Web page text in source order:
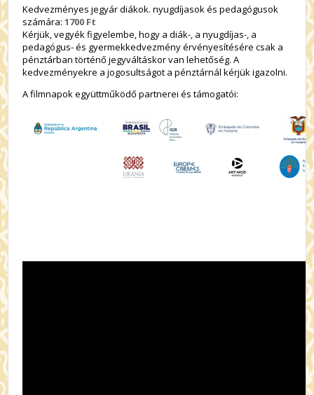
Kedvezményes jegyár diákok. nyugdíjasok és pedagógusok
számára: 1700 Ft
Kérjük, vegyék figyelembe, hogy a diák-, a nyugdíjas-, a
pedagógus- és gyermekkedvezmény érvényesítésére csak a
pénztárban történő jegyváltáskor van lehetőség. A
kedvezményekre a jogosultságot a pénztárnál kérjük igazolni.
A filmnapok együttműködő partnerei és támogatói: